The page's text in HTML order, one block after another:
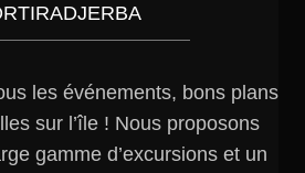
les événements, bons plans
sur l’île ! Nous proposons
gamme d’excursions et un